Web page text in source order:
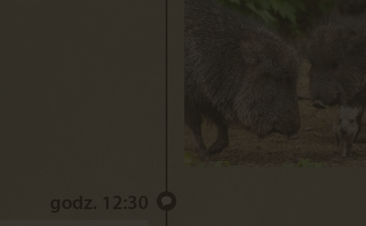
godz. 12:30